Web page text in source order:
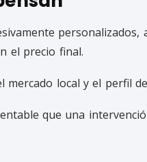
personalizados,
el precio final.
local y el perfil
que una